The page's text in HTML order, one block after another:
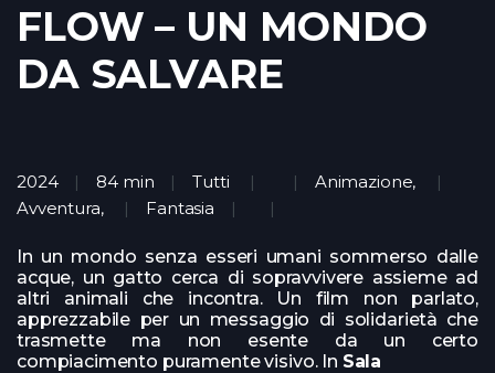
FLOW – UN MONDO
DA SALVARE
2024 84 min Tutti Animazione,
Avventura, Fantasia
In un mondo senza esseri umani sommerso dalle
acque, un gatto cerca di sopravvivere assieme ad
altri animali che incontra. Un film non parlato,
apprezzabile per un messaggio di solidarietà che
trasmette ma non esente da un certo
compiacimento puramente visivo. In Sala